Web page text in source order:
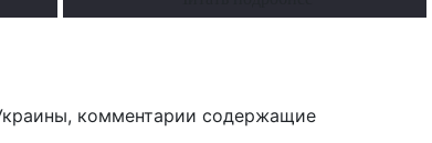
комментарии содержащие